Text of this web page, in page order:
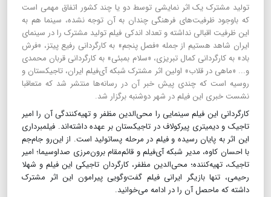
تولید مشترک یک اثر نمایشی توسط دو یا چند کشور اتفاق مهمی است
که با‌وجود ظرفیت‌های فرهنگی چندان به آن توجه نشده، سینما هم به
این ظرفیت اقبالی نداشته و تعداد اندکی فیلم تولید مشترک را در سینمای
ایران شاهد هستیم از جمله «فصل پنجم» به کارگردانی رفیع پیتز، «فرش
باد» به کارگردانی کمال تبریزی، «سلام بمبئی» به کارگردانی قربان محمدی
و... «ماهی در قلاب» اولین اثر مشترک شبکه آی‌فیلم ایران، تاجیکستان و
روسیه است که چندی پیش خبر آن در رسانه‌ها منتشر شد که متعاقبا
نشست‌ خبری این فیلم در شهر دوشنبه برگزار شد.
کارگردانی این فیلم سینمایی را محی‌الدین مظفر و تهیه‌کنندگی آن را امیر
تاجیک و دیمیتری پیرکولاف در تاجیکستان بر عهده داشته‌اند. فیلمبرداری
این اثر به پایان رسیده و فیلم در مرحله پساتولید است. از این‌رو جام‌جم
با احسان کاوه، مدیر شبکه آی‌فیلم و قائم‌مقام برون‌مرزی صداوسیما؛ امیر
تاجیک، تهیه‌کننده؛ محی‌الدین مظفر، کارگردان تاجیکی این فیلم و شهلا
رحیمی، تنها بازیگر ایرانی فیلم گفت‌و‌گویی پیرامون این اثر مشترک
داشته که ماحصل آن را در ادامه می‌خوانید.